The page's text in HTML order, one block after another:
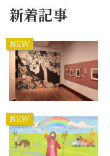
新着記事
NEW
NEW